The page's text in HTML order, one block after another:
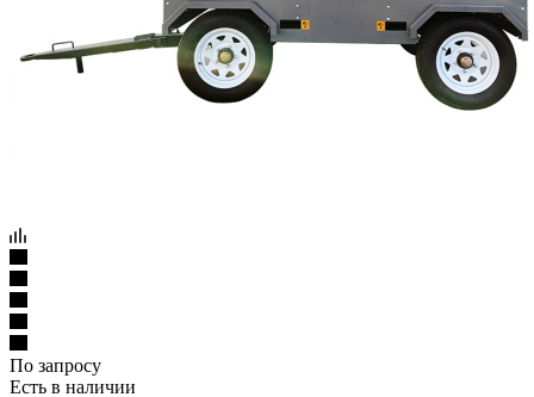
По запросу
Есть в наличии